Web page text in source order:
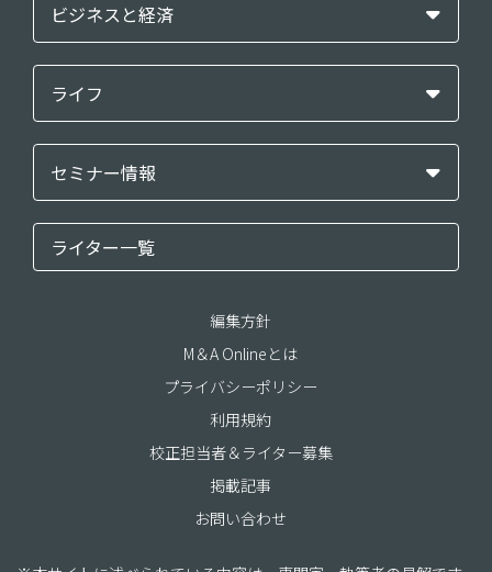
ビジネスと経済
ライフ
セミナー情報
ライター一覧
編集方針
M＆A Onlineとは
プライバシーポリシー
利用規約
校正担当者＆ライター募集
掲載記事
お問い合わせ